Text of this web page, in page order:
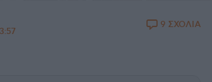
9 ΣΧΟΛΙΑ